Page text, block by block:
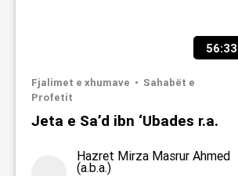
56:33
Fjalimet e xhumave
Sahabët e
Profetit
Jeta e Sa’d ibn ‘Ubades r.a.
Hazret Mirza Masrur Ahmed
(a.b.a.)